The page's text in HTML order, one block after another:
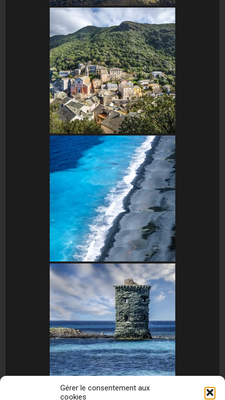
Gérer le consentement aux
cookies